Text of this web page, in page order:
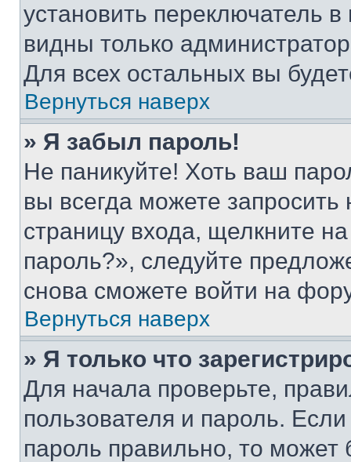
установить переключатель
видны только
Для всех остальных вы
Вернуться наверх
» Я забыл пароль!
Не паникуйте! Хоть ваш
вы всегда можете
страницу входа, щелкните
пароль?», следуйте
снова сможете войти на
Вернуться наверх
» Я только что
Для начала проверьте,
пользователя и пароль.
пароль правильно, то может